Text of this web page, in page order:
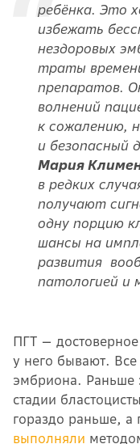
ребёнка. Это
избежать
нездоровых
траты
препаратов.
волнений
к сожалению,
и безопасный
Мария
в редких
получают
одну порцию
шансы на
развития
патологией и
ПГТ —
у него бывают. Все
эмбриона. Раньше
стадии
гораздо раньше, а
выполняли